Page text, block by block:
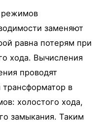
режимов
заменяют
равна потерям при
хода. Вычисления
проводят
в
холостого хода,
замыкания. Таким